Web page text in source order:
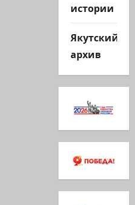
истории
Якутский
архив